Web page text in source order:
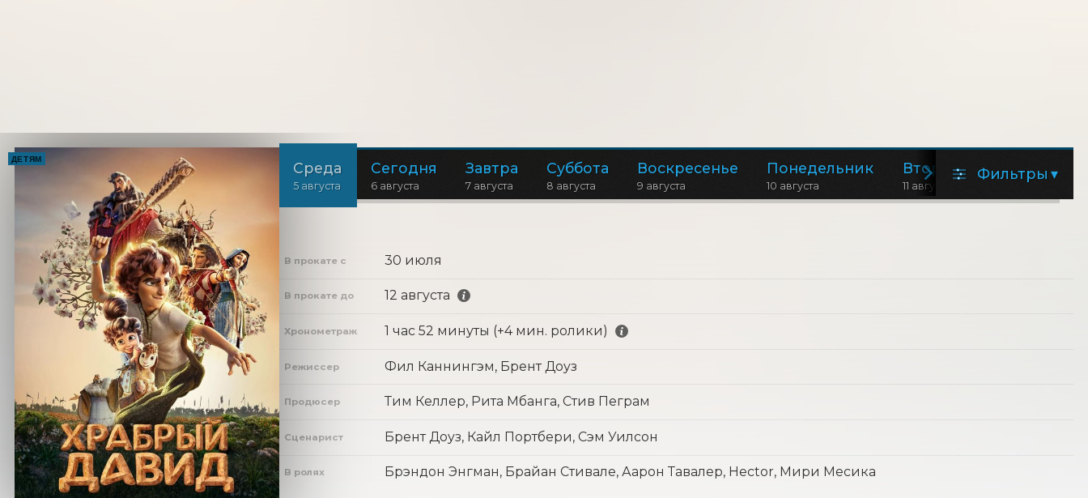
ДЕТЯМ
Среда
5 августа
Сегодня
6 августа
Завтра
7 августа
Суббота
8 августа
Воскресенье
9 августа
Понедельник
10 августа
Вторник
11 августа
Среда
12 августа
Фильтры ▾
В прокате с 30 июля
В прокате до 12 августа
Хронометраж 1 час 52 минуты (+4 мин. ролики)
Режиссер Фил Каннингэм, Брент Доуз
Продюсер Тим Келлер, Рита Мбанга, Стив Пеграм
Сценарист Брент Доуз, Кайл Портбери, Сэм Уилсон
В ролях Брэндон Энгман, Брайан Стивале, Аарон Тавалер, Hector, Мири Месика